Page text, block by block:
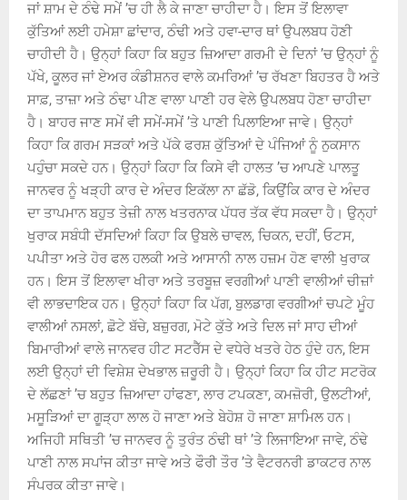
ਜਾਂ ਸ਼ਾਮ ਦੇ ਠੰਢੇ ਸਮੇਂ ’ਚ ਹੀ ਲੈ ਕੇ ਜਾਣਾ ਚਾਹੀਦਾ ਹੈ। ਇਸ ਤੋਂ ਇਲਾਵਾ
ਕੁੱਤਿਆਂ ਲਈ ਹਮੇਸ਼ਾ ਛਾਂਦਾਰ, ਠੰਢੀ ਅਤੇ ਹਵਾ-ਦਾਰ ਥਾਂ ਉਪਲਬਧ ਹੋਣੀ
ਚਾਹੀਦੀ ਹੈ। ਉਨ੍ਹਾਂ ਕਿਹਾ ਕਿ ਬਹੁਤ ਜ਼ਿਆਦਾ ਗਰਮੀ ਦੇ ਦਿਨਾਂ ’ਚ ਉਨ੍ਹਾਂ ਨੂੰ
ਪੱਖੇ, ਕੂਲਰ ਜਾਂ ਏਅਰ ਕੰਡੀਸ਼ਨਰ ਵਾਲੇ ਕਮਰਿਆਂ ’ਚ ਰੱਖਣਾ ਬਿਹਤਰ ਹੈ ਅਤੇ
ਸਾਫ਼, ਤਾਜ਼ਾ ਅਤੇ ਠੰਢਾ ਪੀਣ ਵਾਲਾ ਪਾਣੀ ਹਰ ਵੇਲੇ ਉਪਲਬਧ ਹੋਣਾ ਚਾਹੀਦਾ
ਹੈ। ਬਾਹਰ ਜਾਣ ਸਮੇਂ ਵੀ ਸਮੇਂ-ਸਮੇਂ ’ਤੇ ਪਾਣੀ ਪਿਲਾਇਆ ਜਾਵੇ। ਉਨ੍ਹਾਂ
ਕਿਹਾ ਕਿ ਗਰਮ ਸੜਕਾਂ ਅਤੇ ਪੱਕੇ ਫਰਸ਼ ਕੁੱਤਿਆਂ ਦੇ ਪੰਜਿਆਂ ਨੂੰ ਨੁਕਸਾਨ
ਪਹੁੰਚਾ ਸਕਦੇ ਹਨ। ਉਨ੍ਹਾਂ ਕਿਹਾ ਕਿ ਕਿਸੇ ਵੀ ਹਾਲਤ ’ਚ ਆਪਣੇ ਪਾਲਤੂ
ਜਾਨਵਰ ਨੂੰ ਖੜ੍ਹੀ ਕਾਰ ਦੇ ਅੰਦਰ ਇਕੱਲਾ ਨਾ ਛੱਡੋ, ਕਿਉਂਕਿ ਕਾਰ ਦੇ ਅੰਦਰ
ਦਾ ਤਾਪਮਾਨ ਬਹੁਤ ਤੇਜ਼ੀ ਨਾਲ ਖਤਰਨਾਕ ਪੱਧਰ ਤੱਕ ਵੱਧ ਸਕਦਾ ਹੈ। ਉਨ੍ਹਾਂ
ਖੁਰਾਕ ਸਬੰਧੀ ਦੱਸਦਿਆਂ ਕਿਹਾ ਕਿ ਉਬਲੇ ਚਾਵਲ, ਚਿਕਨ, ਦਹੀਂ, ਓਟਸ,
ਪਪੀਤਾ ਅਤੇ ਹੋਰ ਫਲ ਹਲਕੀ ਅਤੇ ਆਸਾਨੀ ਨਾਲ ਹਜ਼ਮ ਹੋਣ ਵਾਲੀ ਖੁਰਾਕ
ਹਨ। ਇਸ ਤੋਂ ਇਲਾਵਾ ਖੀਰਾ ਅਤੇ ਤਰਬੂਜ਼ ਵਰਗੀਆਂ ਪਾਣੀ ਵਾਲੀਆਂ ਚੀਜ਼ਾਂ
ਵੀ ਲਾਭਦਾਇਕ ਹਨ। ਉਨ੍ਹਾਂ ਕਿਹਾ ਕਿ ਪੱਗ, ਬੁਲਡਾਗ ਵਰਗੀਆਂ ਚਪਟੇ ਮੂੰਹ
ਵਾਲੀਆਂ ਨਸਲਾਂ, ਛੋਟੇ ਬੱਚੇ, ਬਜ਼ੁਰਗ, ਮੋਟੇ ਕੁੱਤੇ ਅਤੇ ਦਿਲ ਜਾਂ ਸਾਹ ਦੀਆਂ
ਬਿਮਾਰੀਆਂ ਵਾਲੇ ਜਾਨਵਰ ਹੀਟ ਸਟਰੈੱਸ ਦੇ ਵਧੇਰੇ ਖਤਰੇ ਹੇਠ ਹੁੰਦੇ ਹਨ, ਇਸ
ਲਈ ਉਨ੍ਹਾਂ ਦੀ ਵਿਸ਼ੇਸ਼ ਦੇਖਭਾਲ ਜ਼ਰੂਰੀ ਹੈ। ਉਨ੍ਹਾਂ ਕਿਹਾ ਕਿ ਹੀਟ ਸਟਰੋਕ
ਦੇ ਲੱਛਣਾਂ ’ਚ ਬਹੁਤ ਜ਼ਿਆਦਾ ਹਾਂਫਣਾ, ਲਾਰ ਟਪਕਣਾ, ਕਮਜ਼ੋਰੀ, ਉਲਟੀਆਂ,
ਮਸੂੜਿਆਂ ਦਾ ਗੂੜ੍ਹਾ ਲਾਲ ਹੋ ਜਾਣਾ ਅਤੇ ਬੇਹੋਸ਼ ਹੋ ਜਾਣਾ ਸ਼ਾਮਿਲ ਹਨ।
ਅਜਿਹੀ ਸਥਿਤੀ ’ਚ ਜਾਨਵਰ ਨੂੰ ਤੁਰੰਤ ਠੰਢੀ ਥਾਂ ’ਤੇ ਲਿਜਾਇਆ ਜਾਵੇ, ਠੰਢੇ
ਪਾਣੀ ਨਾਲ ਸਪਾਂਜ ਕੀਤਾ ਜਾਵੇ ਅਤੇ ਫੌਰੀ ਤੌਰ ’ਤੇ ਵੈਟਰਨਰੀ ਡਾਕਟਰ ਨਾਲ
ਸੰਪਰਕ ਕੀਤਾ ਜਾਵੇ।